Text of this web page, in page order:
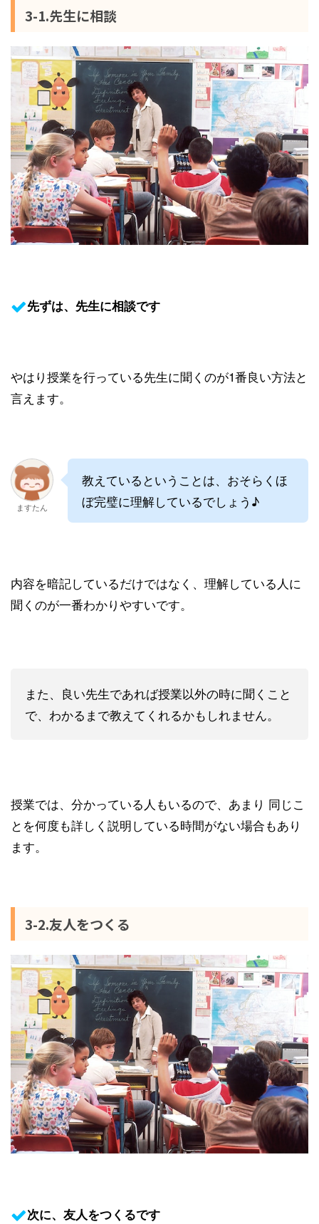
3-1.先生に相談
先ずは、先生に相談です
やはり授業を行っている先生に聞くのが1番良い方法と
言えます。
ますたん
教えているということは、おそらくほ
ぼ完璧に理解しているでしょう♪
内容を暗記しているだけではなく、理解している人に
聞くのが一番わかりやすいです。
また、良い先生であれば授業以外の時に聞くこと
で、わかるまで教えてくれるかもしれません。
授業では、分かっている人もいるので、あまり 同じこ
とを何度も詳しく説明している時間がない場合もあり
ます。
3-2.友人をつくる
次に、友人をつくるです